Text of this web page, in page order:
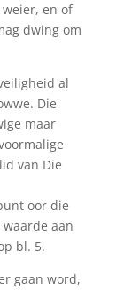
en of
dwing om
al
Die
maar
van Die
oor die
aan
bl. 5.
gaan word,